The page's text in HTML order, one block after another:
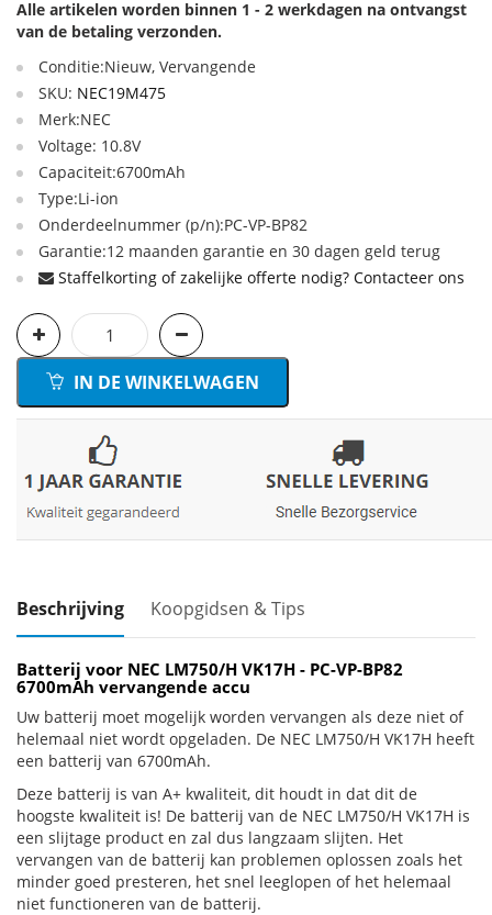
Alle artikelen worden binnen 1 - 2 werkdagen na ontvangst
van de betaling verzonden.
Conditie:Nieuw, Vervangende
SKU: NEC19M475
Merk:NEC
Voltage: 10.8V
Capaciteit:6700mAh
Type:Li-ion
Onderdeelnummer (p/n):PC-VP-BP82
Garantie:12 maanden garantie en 30 dagen geld terug
Staffelkorting of zakelijke offerte nodig? Contacteer ons
IN DE WINKELWAGEN
Beschrijving Koopgidsen & Tips
Batterij voor NEC LM750/H VK17H - PC-VP-BP82
6700mAh vervangende accu
Uw batterij moet mogelijk worden vervangen als deze niet of
helemaal niet wordt opgeladen. De NEC LM750/H VK17H heeft
een batterij van 6700mAh.
Deze batterij is van A+ kwaliteit, dit houdt in dat dit de
hoogste kwaliteit is! De batterij van de NEC LM750/H VK17H is
een slijtage product en zal dus langzaam slijten. Het
vervangen van de batterij kan problemen oplossen zoals het
minder goed presteren, het snel leeglopen of het helemaal
niet functioneren van de batterij.